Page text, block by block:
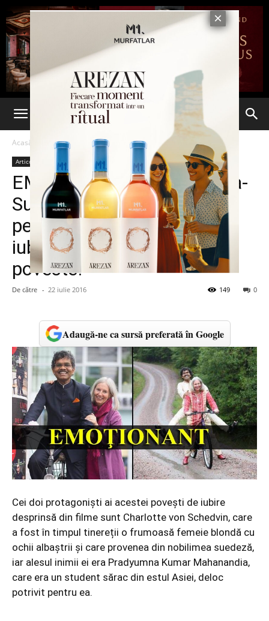
Acasă Articole
Articole
EMOŢIONANT: Cursa India-
Suedia făcută cu bicicleta
pentru a-și găsi adevărata
iubire. Descoperă întreaga
poveste!
De către - 22 iulie 2016 0
149
Adaugă-ne ca sursă preferată în Google
Cei doi protagoniști ai acestei povești de iubire
desprinsă din filme sunt Charlotte von Schedvin, care
a fost în timpul tinereții o frumoasă femeie blondă cu
ochii albaștrii și care provenea din nobilimea suedeză,
iar alesul inimii ei era Pradyumna Kumar Mahanandia,
care era un student sărac din estul Asiei, deloc
potrivit pentru ea.